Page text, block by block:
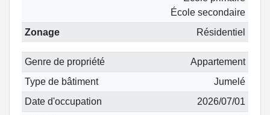
École secondaire
Zonage
Résidentiel
Genre de propriété
Appartement
Type de bâtiment
Jumelé
Date d'occupation
2026/07/01